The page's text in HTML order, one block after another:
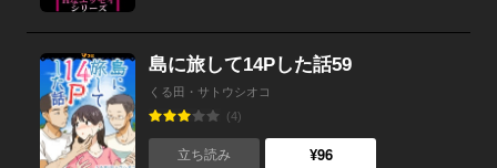
島に旅して14Pした話59
くる田・サトウシオコ
(4)
立ち読み ¥96